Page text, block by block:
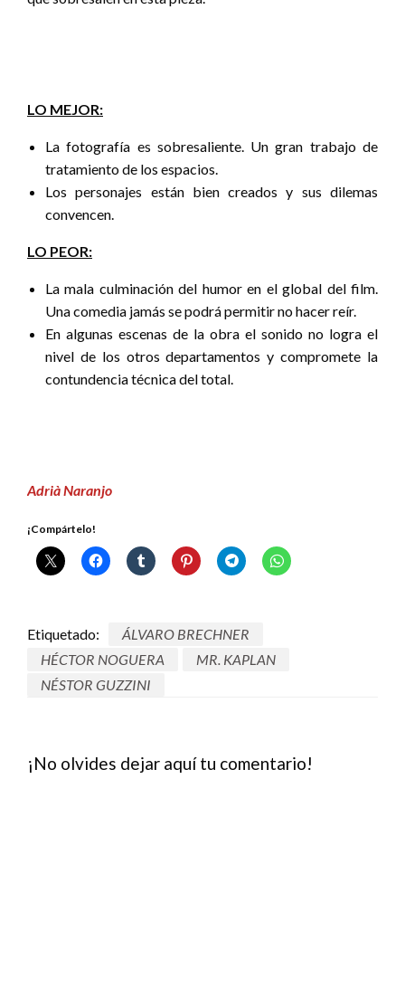
LO MEJOR:
La fotografía es sobresaliente. Un gran trabajo de
tratamiento de los espacios.
Los personajes están bien creados y sus dilemas
convencen.
LO PEOR:
La mala culminación del humor en el global del film.
Una comedia jamás se podrá permitir no hacer reír.
En algunas escenas de la obra el sonido no logra el
nivel de los otros departamentos y compromete la
contundencia técnica del total.
Adrià Naranjo
¡Compártelo!
Etiquetado:
ÁLVARO BRECHNER
HÉCTOR NOGUERA
MR. KAPLAN
NÉSTOR GUZZINI
¡No olvides dejar aquí tu comentario!